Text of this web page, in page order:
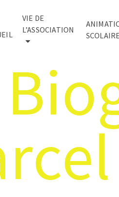
VIE DE
L’ASSOCIATION